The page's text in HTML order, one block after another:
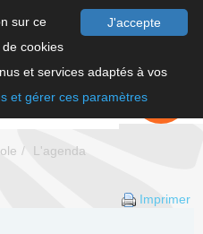
J'accepte
sur ce
de cookies
et services adaptés à vos
et gérer ces paramètres
FAIRE UN
DON
L'agenda
Imprimer